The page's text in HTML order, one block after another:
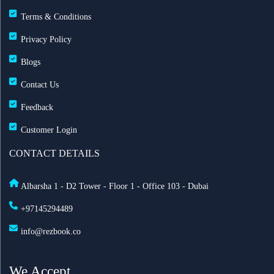
مطارات دبي: تحويل 19 رحلة طيران بسبب الضباب
وانخفاض الرؤية
Terms & Conditions
Privacy Policy
Blogs
Contact Us
Feedback
Customer Login
CONTACT DETAILS
Albarsha 1 - D2 Tower - Floor 1 - Office 103 - Dubai
+97145294489
info@rezbook.co